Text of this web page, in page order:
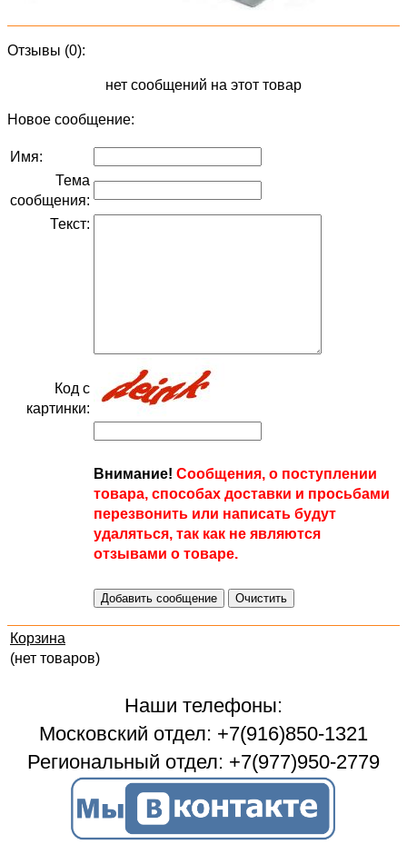
Отзывы (0):
нет сообщений на этот товар
Новое сообщение:
Имя:
Тема
сообщения:
Текст:
Код с
картинки:
Внимание! Сообщения, о поступлении
товара, способах доставки и просьбами
перезвонить или написать будут
удаляться, так как не являются
отзывами о товаре.
Корзина
(нет товаров)
Наши телефоны:
Московский отдел: +7(916)850-1321
Региональный отдел: +7(977)950-2779